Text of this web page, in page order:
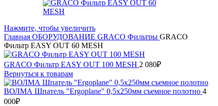
Нажмите, чтобы увеличить
Главная ОБОРУДОВАНИЕ GRACO Фильтры GRACO
Фильтр EASY OUT 60 MESH
GRACO Фильтр EASY OUT 100 MESH 2 080₽
Вернуться к товарам
ВОЛМА Шпатель "Ergoplane" 0,5х250мм съемное полотно 4
000₽